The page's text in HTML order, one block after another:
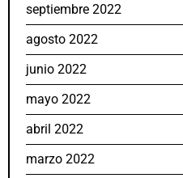
septiembre 2022
agosto 2022
junio 2022
mayo 2022
abril 2022
marzo 2022